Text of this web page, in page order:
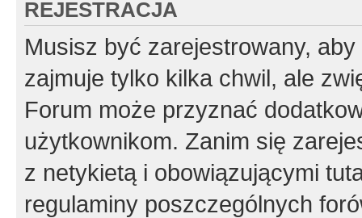
REJESTRACJA
Musisz być zarejestrowany,
zajmuje tylko kilka chwil, ale
Forum może przyznać
użytkownikom. Zanim się
z netykietą i obowiązującymi
regulaminy poszczególnych